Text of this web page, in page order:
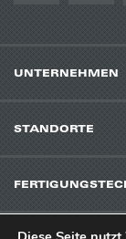
UNTERNEHMEN
STANDORTE